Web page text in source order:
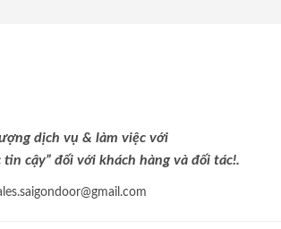
dịch vụ & làm việc với
cậy” đối với khách hàng và đối tác!.